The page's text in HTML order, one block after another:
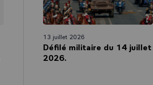
éprouvée par l’attentat du 14 Juillet à
rappelé à tous les Français que la
lois et de nos codes forgés par l’Histoire,
laquelle on ne porte pas la main. Une
Cette part, c’est la vie d’autrui, mais c’est
13 juillet 2026
Défilé militaire du 14 juillet
2026.